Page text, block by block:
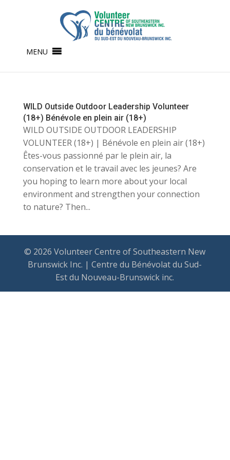
MENU
WILD Outside Outdoor Leadership Volunteer
(18+) Bénévole en plein air (18+)
WILD OUTSIDE OUTDOOR LEADERSHIP
VOLUNTEER (18+) | Bénévole en plein air (18+)
Êtes-vous passionné par le plein air, la
conservation et le travail avec les jeunes? Are
you hoping to learn more about your local
environment and strengthen your connection
to nature? Then...
© 2026 Volunteer Centre of Southeastern New
Brunswick Inc. | Centre du Bénévolat du Sud-
Est du Nouveau-Brunswick inc.